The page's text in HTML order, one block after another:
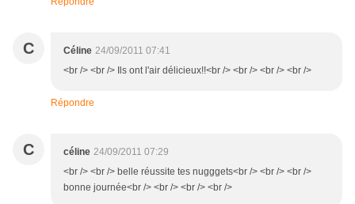
C Céline 24/09/2011 07:41
<br /> <br /> Ils ont l'air délicieux!!<br /> <br /> <br /> <br />
Répondre
C céline 24/09/2011 07:29
<br /> <br /> belle réussite tes nugggets<br /> <br /> <br />
bonne journée<br /> <br /> <br /> <br />